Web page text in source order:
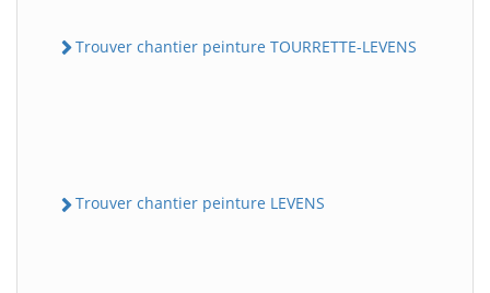
Trouver chantier peinture TOURRETTE-LEVENS
Trouver chantier peinture LEVENS